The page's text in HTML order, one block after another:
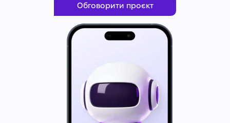
Обговорити проєкт